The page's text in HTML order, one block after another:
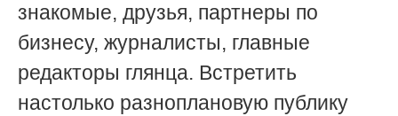
знакомые, друзья, партнеры по
бизнесу, журналисты, главные
редакторы глянца. Встретить
настолько разноплановую публику